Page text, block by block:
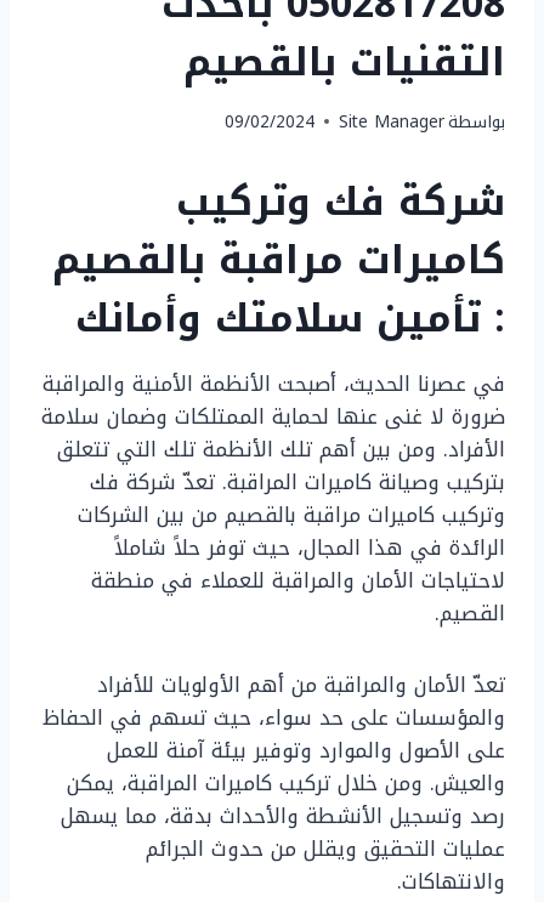
التقنيات بالقصيم
بواسطةSite Manager
09/02/2024
شركة فك وتركيب
كاميرات مراقبة بالقصيم
: تأمين سلامتك وأمانك
في عصرنا الحديث، أصبحت الأنظمة الأمنية والمراقبة
ضرورة لا غنى عنها لحماية الممتلكات وضمان سلامة
الأفراد. ومن بين أهم تلك الأنظمة تلك التي تتعلق
بتركيب وصيانة كاميرات المراقبة. تعدّ شركة فك
وتركيب كاميرات مراقبة بالقصيم من بين الشركات
الرائدة في هذا المجال، حيث توفر حلاً شاملاً
لاحتياجات الأمان والمراقبة للعملاء في منطقة
القصيم.
تعدّ الأمان والمراقبة من أهم الأولويات للأفراد
والمؤسسات على حد سواء، حيث تسهم في الحفاظ
على الأصول والموارد وتوفير بيئة آمنة للعمل
والعيش. ومن خلال تركيب كاميرات المراقبة، يمكن
رصد وتسجيل الأنشطة والأحداث بدقة، مما يسهل
عمليات التحقيق ويقلل من حدوث الجرائم
والانتهاكات.